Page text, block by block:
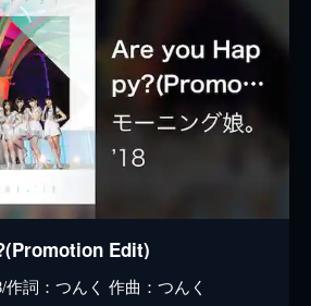
Edit)
詞：つんく 作曲：つんく